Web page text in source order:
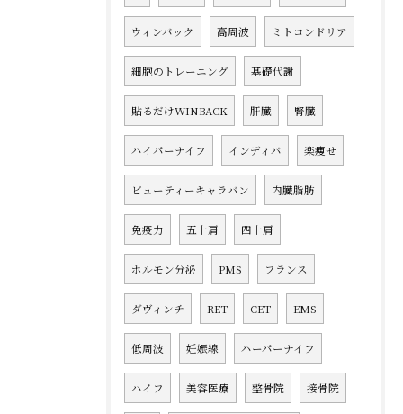
ウィンバック 高周波 ミトコンドリア
細胞のトレーニング 基礎代謝
貼るだけWINBACK 肝臓 腎臓
ハイパーナイフ インディバ 楽痩せ
ビューティーキャラバン 内臓脂肪
免疫力 五十肩 四十肩
ホルモン分泌 PMS フランス
ダヴィンチ RET CET EMS
低周波 妊娠線 ハーパーナイフ
ハイフ 美容医療 整骨院 接骨院